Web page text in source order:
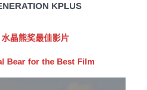
KPLUS
水晶熊奖最佳影片
Bear for the Best Film